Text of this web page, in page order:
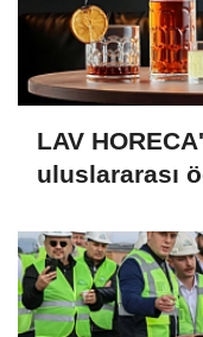
LAV
uluslararası